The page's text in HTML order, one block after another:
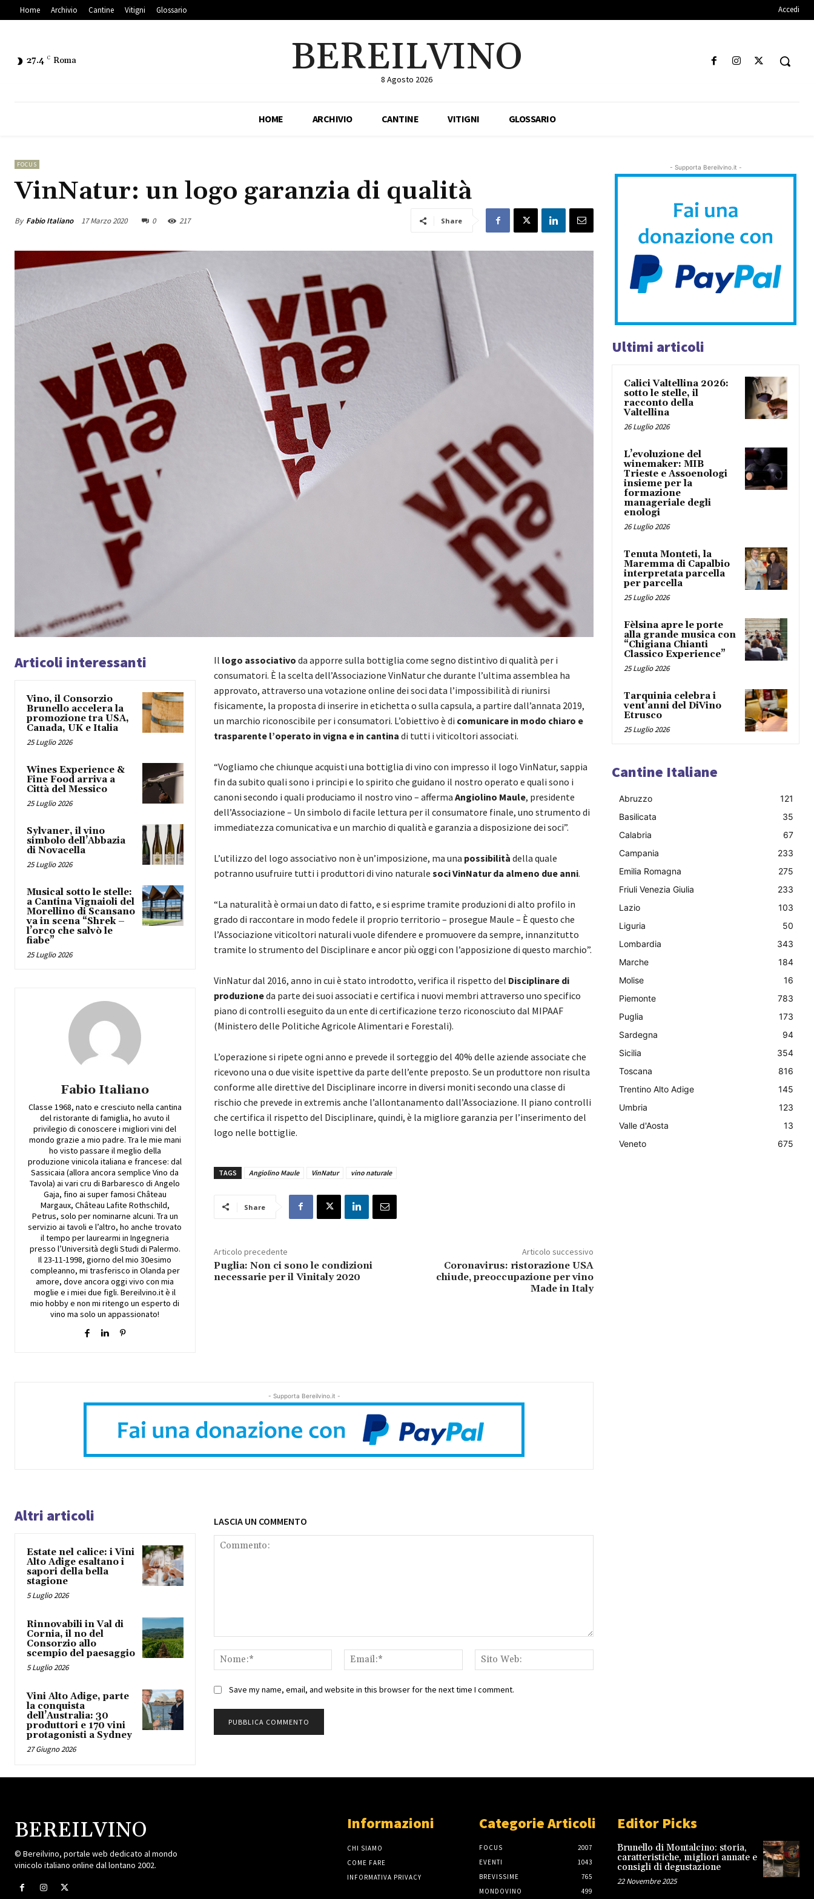
Home Archivio Cantine Vitigni Glossario Accedi
27.4 C Roma BEREILVINO
8 Agosto 2026
HOME ARCHIVIO CANTINE VITIGNI GLOSSARIO
FOCUS
VinNatur: un logo garanzia di qualità
By Fabio Italiano 17 Marzo 2020 0 217 Share
Articoli interessanti
Vino, il Consorzio
Brunello accelera la
promozione tra USA,
Canada, UK e Italia
25 Luglio 2026
Wines Experience &
Fine Food arriva a
Città del Messico
25 Luglio 2026
Sylvaner, il vino
simbolo dell’Abbazia
di Novacella
25 Luglio 2026
Musical sotto le stelle:
a Cantina Vignaioli del
Morellino di Scansano
va in scena “Shrek –
l’orco che salvò le
fiabe”
25 Luglio 2026
Fabio Italiano
Classe 1968, nato e cresciuto nella cantina
del ristorante di famiglia, ho avuto il
privilegio di conoscere i migliori vini del
mondo grazie a mio padre. Tra le mie mani
ho visto passare il meglio della
produzione vinicola italiana e francese: dal
Sassicaia (allora ancora semplice Vino da
Tavola) ai vari cru di Barbaresco di Angelo
Gaja, fino ai super famosi Château
Margaux, Château Lafite Rothschild,
Petrus, solo per nominarne alcuni. Tra un
servizio ai tavoli e l’altro, ho anche trovato
il tempo per laurearmi in Ingegneria
presso l’Università degli Studi di Palermo.
Il 23-11-1998, giorno del mio 30esimo
compleanno, mi trasferisco in Olanda per
amore, dove ancora oggi vivo con mia
moglie e i miei due figli. Bereilvino.it è il
mio hobby e non mi ritengo un esperto di
vino ma solo un appassionato!
Il logo associativo da apporre sulla bottiglia come segno distintivo di qualità per i
consumatori. È la scelta dell’Associazione VinNatur che durante l’ultima assemblea ha
approvato, attraverso una votazione online dei soci data l’impossibilità di riunirsi
fisicamente, la proposta di inserire in etichetta o sulla capsula, a partire dall’annata 2019,
un marchio riconoscibile per i consumatori. L’obiettivo è di comunicare in modo chiaro e
trasparente l’operato in vigna e in cantina di tutti i viticoltori associati.
“Vogliamo che chiunque acquisti una bottiglia di vino con impresso il logo VinNatur, sappia
fin da subito quali sono i principi e lo spirito che guidano il nostro operato e quali sono i
canoni secondo i quali produciamo il nostro vino – afferma Angiolino Maule, presidente
dell’Associazione – Un simbolo di facile lettura per il consumatore finale, uno strumento di
immediatezza comunicativa e un marchio di qualità e garanzia a disposizione dei soci”.
L’utilizzo del logo associativo non è un’imposizione, ma una possibilità della quale
potranno usufruire tutti i produttori di vino naturale soci VinNatur da almeno due anni.
“La naturalità è ormai un dato di fatto, e si esprime tramite produzioni di alto profilo in
grado di raccontare in modo fedele il proprio territorio – prosegue Maule – È questo che
l’Associazione viticoltori naturali vuole difendere e promuovere da sempre, innanzitutto
tramite lo strumento del Disciplinare e ancor più oggi con l’apposizione di questo marchio”.
VinNatur dal 2016, anno in cui è stato introdotto, verifica il rispetto del Disciplinare di
produzioneda parte dei suoi associati e certifica i nuovi membri attraverso uno specifico
piano di controlli eseguito da un ente di certificazione terzo riconosciuto dal MIPAAF
(Ministero delle Politiche Agricole Alimentari e Forestali).
L’operazione si ripete ogni anno e prevede il sorteggio del 40% delle aziende associate che
ricevono una o due visite ispettive da parte dell’ente preposto. Se un produttore non risulta
conforme alle direttive del Disciplinare incorre in diversi moniti secondo una classe di
rischio che prevede in extremis anche l’allontanamento dall’Associazione. Il piano controlli
che certifica il rispetto del Disciplinare, quindi, è la migliore garanzia per l’inserimento del
logo nelle bottiglie.
TAGS Angiolino Maule VinNatur vino naturale
Share
Articolo precedente
Puglia: Non ci sono le condizioni
necessarie per il Vinitaly 2020
Articolo successivo
Coronavirus: ristorazione USA
chiude, preoccupazione per vino
Made in Italy
- Supporta Bereilvino.it -
Altri articoli
Estate nel calice: i Vini
Alto Adige esaltano i
sapori della bella
stagione
5 Luglio 2026
Rinnovabili in Val di
Cornia, il no del
Consorzio allo
scempio del paesaggio
5 Luglio 2026
Vini Alto Adige, parte
la conquista
dell’Australia: 30
produttori e 170 vini
protagonisti a Sydney
27 Giugno 2026
LASCIA UN COMMENTO
Nome:*
Email:*
Web:
Save my name, email, and website in this browser for the next time I comment.
- Supporta Bereilvino.it -
Ultimi articoli
Calici Valtellina 2026:
sotto le stelle, il
racconto della
Valtellina
26 Luglio 2026
L’evoluzione del
winemaker: MIB
Trieste e Assoenologi
insieme per la
formazione
manageriale degli
enologi
26 Luglio 2026
Tenuta Monteti, la
Maremma di Capalbio
interpretata parcella
per parcella
25 Luglio 2026
Fèlsina apre le porte
alla grande musica con
“Chigiana Chianti
Classico Experience”
25 Luglio 2026
Tarquinia celebra i
vent’anni del DiVino
Etrusco
25 Luglio 2026
Cantine Italiane
Abruzzo
121
Basilicata
35
Calabria
67
Campania
233
Emilia Romagna
275
Friuli Venezia Giulia
233
Lazio
103
Liguria
50
Lombardia
343
Marche
184
Molise
16
Piemonte
783
Puglia
173
Sardegna
94
Sicilia
354
Toscana
816
Trentino Alto Adige
145
Umbria
123
Valle d'Aosta
13
Veneto
675
BEREILVINO
© Bereilvino, portale web dedicato al mondo
vinicolo italiano online dal lontano 2002.
Informazioni
CHI SIAMO
COME FARE
INFORMATIVA PRIVACY
Categorie Articoli
FOCUS
2007
EVENTI
1043
BREVISSIME
765
MONDOVINO
499
Editor Picks
Brunello di Montalcino: storia,
caratteristiche, migliori annate e
consigli di degustazione
22 Novembre 2025